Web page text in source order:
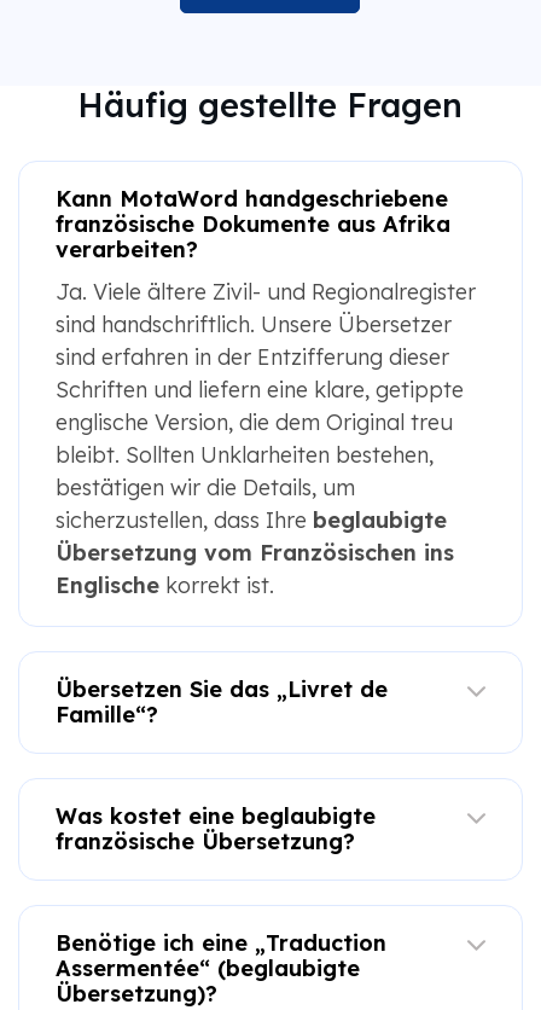
Häufig gestellte Fragen
Kann MotaWord handgeschriebene
französische Dokumente aus Afrika
verarbeiten?
Ja. Viele ältere Zivil- und Regionalregister
sind handschriftlich. Unsere Übersetzer
sind erfahren in der Entzifferung dieser
Schriften und liefern eine klare, getippte
englische Version, die dem Original treu
bleibt. Sollten Unklarheiten bestehen,
bestätigen wir die Details, um
sicherzustellen, dass Ihre beglaubigte
Übersetzung vom Französischen ins
Englischekorrekt ist.
Übersetzen Sie das „Livret de
Famille“?
Was kostet eine beglaubigte
französische Übersetzung?
Benötige ich eine „Traduction
Assermentée“ (beglaubigte
Übersetzung)?